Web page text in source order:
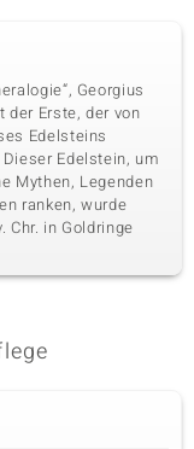
Georgius
Erste, der von
Edelsteins
Edelstein, um
Mythen, Legenden
ranken, wurde
Chr. in Goldringe